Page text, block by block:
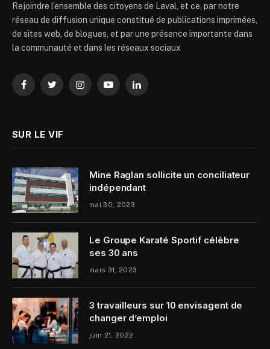
Rejoindre l’ensemble des citoyens de Laval, et ce, par notre
réseau de diffusion unique constitué de publications imprimées,
de sites web, de blogues, et par une présence importante dans
la communauté et dans les réseaux sociaux
FacebookTwitterInstagramYouTubeLinkedIn
SUR LE VIF
Mine Raglan sollicite un conciliateur
indépendant
mai 30, 2023
Le Groupe Karaté Sportif célèbre
ses 30 ans
mars 31, 2023
3 travailleurs sur 10 envisagent de
changer d’emploi
juin 21, 2022